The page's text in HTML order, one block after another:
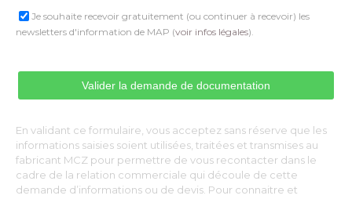
Je souhaite recevoir gratuitement (ou continuer à recevoir) les
newsletters d'information de MAP (voir infos légales).
En validant ce formulaire, vous acceptez sans réserve que les
informations saisies soient utilisées, traitées et transmises au
fabricant MCZ pour permettre de vous recontacter dans le
cadre de la relation commerciale qui découle de cette
demande d’informations ou de devis. Pour connaitre et